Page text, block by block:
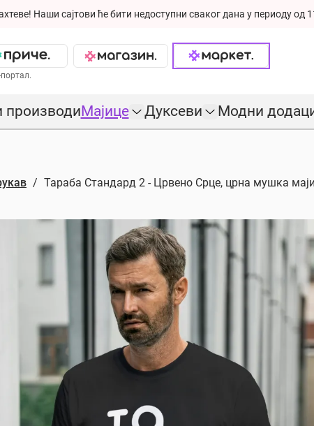
Наши сајтови ће бити недоступни сваког дана у периоду од
производиМајице Дуксеви Модни
Тараба Стандард 2 - Црвено Срце, црна мушка